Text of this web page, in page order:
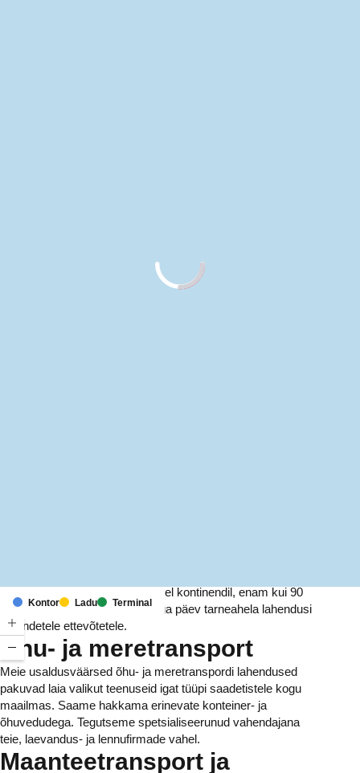
Kontor Ladu Terminal
Meil on kontorid ja rajatised kuuel kontinendil, enam kui 90
riigis. Me pakume ja haldame iga päev tarneahela lahendusi
tuhandetele ettevõtetele.
Õhu- ja meretransport
Meie usaldusväärsed õhu- ja meretranspordi lahendused
pakuvad laia valikut teenuseid igat tüüpi saadetistele kogu
maailmas. Saame hakkama erinevate konteiner- ja
õhuvedudega. Tegutseme spetsialiseerunud vahendajana
teie, laevandus- ja lennufirmade vahel.
Maanteetransport ja